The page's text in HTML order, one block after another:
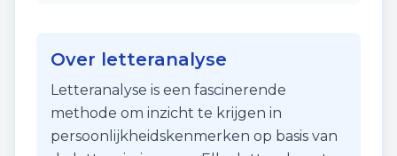
Over letteranalyse
Letteranalyse is een fascinerende
methode om inzicht te krijgen in
persoonlijkheidskenmerken op basis van